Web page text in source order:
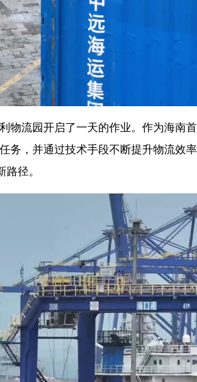
流园开启了一天的作业。作为海南
务，并通过技术手段不断提升物流效
径。